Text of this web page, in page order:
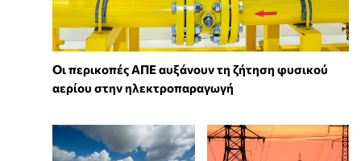
Οι περικοπές ΑΠΕ αυξάνουν τη ζήτηση φυσικού
αερίου στην ηλεκτροπαραγωγή